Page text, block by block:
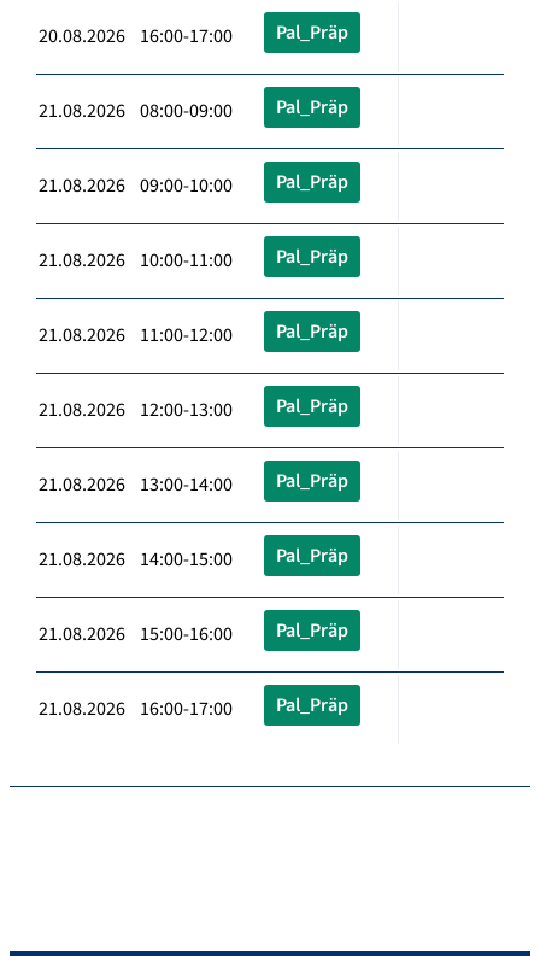
20.08.2026 16:00-17:00 Pal_Präp
21.08.2026 08:00-09:00 Pal_Präp
21.08.2026 09:00-10:00 Pal_Präp
21.08.2026 10:00-11:00 Pal_Präp
21.08.2026 11:00-12:00 Pal_Präp
21.08.2026 12:00-13:00 Pal_Präp
21.08.2026 13:00-14:00 Pal_Präp
21.08.2026 14:00-15:00 Pal_Präp
21.08.2026 15:00-16:00 Pal_Präp
21.08.2026 16:00-17:00 Pal_Präp